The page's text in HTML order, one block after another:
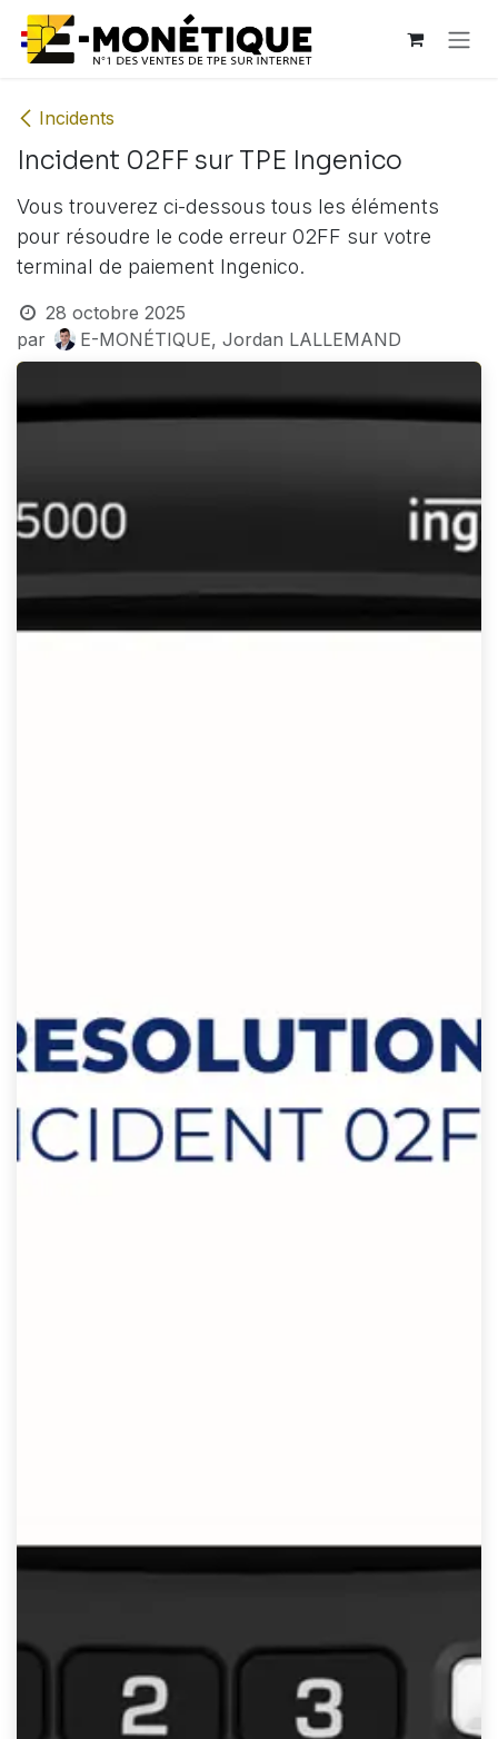
Se rendre au contenu
Incidents
Incident 02FF sur TPE Ingenico
Vous trouverez ci-dessous tous les éléments
pour résoudre le code erreur 02FF sur votre
terminal de paiement Ingenico.
28 octobre 2025
par
E-MONÉTIQUE, Jordan LALLEMAND